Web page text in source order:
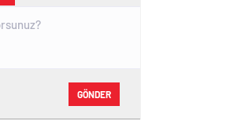
GÖNDER